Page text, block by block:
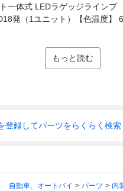
一体式 LEDラゲッジラインプ
発（1ユニット）【色温度】
もっと読む
登録してパーツをらくらく検索
自動車、オートバイ パーツ
内